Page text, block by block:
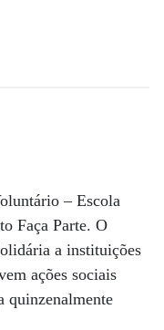
– Escola
Faça Parte. O
a instituições
ações sociais
quinzenalmente